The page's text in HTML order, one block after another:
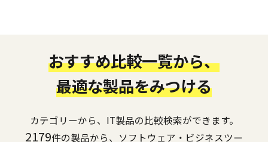
おすすめ比較一覧から、
最適な製品をみつける
カテゴリーから、IT製品の比較検索ができます。
2179件の製品から、ソフトウェア・ビジネスツー